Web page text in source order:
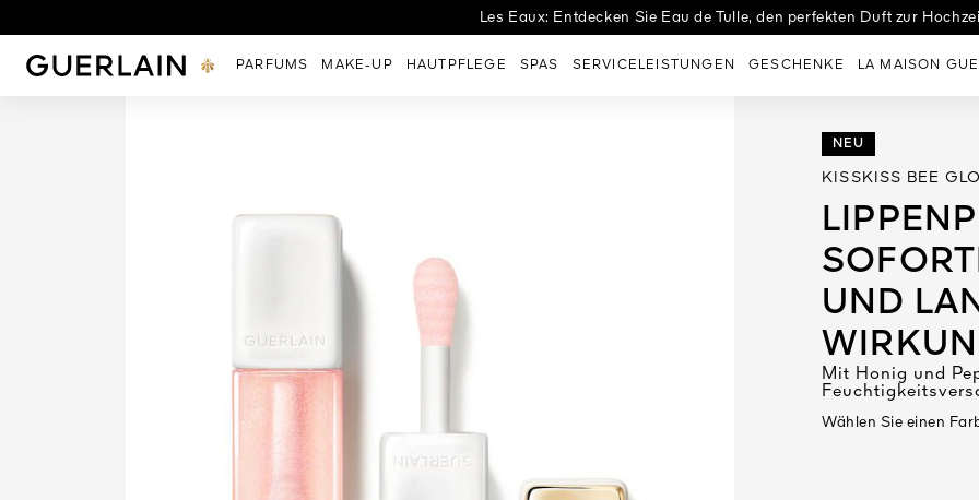
Les Eaux: Entdecken Sie Eau de Tulle, den perfekten Duft zur
Herbes Troublantes: Entdecken Sie das frische, aromatische Eau de Parfum von
Guerlain - (Zurück zur Startseite)
PARFUMS MAKE-UP HAUTPFLEGE SPAS SERVICELEISTUNGEN GESCHENKE LA MAISON
NEU
KISSKISS BEE
UND
Mit Honig und
Wählen Sie einen